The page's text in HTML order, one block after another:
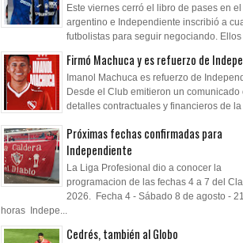
el Tano Mírcoli Miércoles azul
Este viernes cerró el libro de pases en el
argentino e Independiente inscribió a
futbolistas para seguir negociando. Ellos
Firmó Machuca y es refuerzo de
Imanol Machuca es refuerzo de
Desde el Club emitieron un comunicado
detalles contractuales y financieros de la
Próximas fechas confirmadas para
Independiente
La Liga Profesional dio a conocer la
programacion de las fechas 4 a 7 del
2026. Fecha 4 - Sábado 8 de agosto -
horas Indepe...
Cedrés, también al Globo